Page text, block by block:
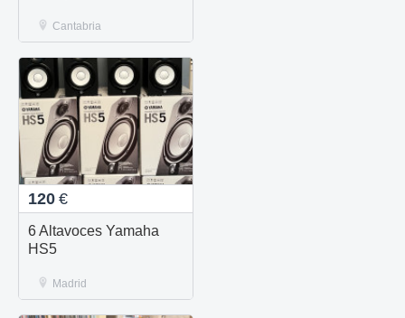
Cantabria
120 €
6 Altavoces Yamaha
HS5
Madrid